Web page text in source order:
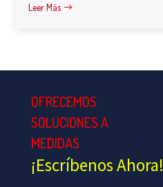
Leer Más
OFRECEMOS
SOLUCIONES A
MEDIDAS
¡Escríbenos Ahora!